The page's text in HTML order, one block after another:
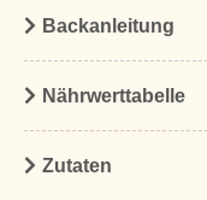
Backanleitung
Nährwerttabelle
Zutaten